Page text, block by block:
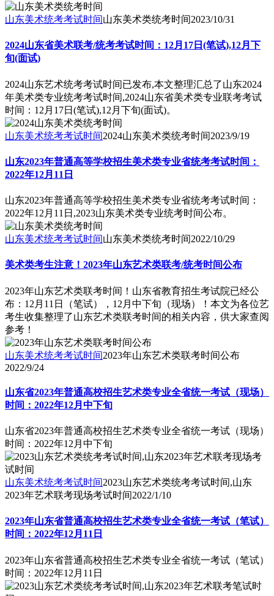
山东美术统考考试时间山东美术类统考时间2023/10/31
2024山东省美术联考/统考考试时间：12月17日(笔试),12月下
旬(面试)
2024山东艺术统考考试时间已发布,本文整理汇总了山东2024
年美术类专业统考考试时间,2024山东省美术类专业联考考试
时间：12月17日(笔试),12月下旬(面试)。
山东美术统考考试时间2024山东美术类统考时间2023/9/19
山东2023年普通高等学校招生美术类专业省统考考试时间：
2022年12月11日
山东2023年普通高等学校招生美术类专业省统考考试时间：
2022年12月11日,2023山东美术类专业统考时间公布。
山东美术统考考试时间山东美术类统考时间2022/10/29
美术类考生注意！2023年山东艺术类联考/统考时间公布
2023年山东艺术类联考时间！山东省教育招生考试院已经公
布：12月11日（笔试），12月中下旬（现场）！本文为各位艺
考生收集整理了山东艺术类联考时间的相关内容，供大家查阅
参考！
山东美术统考考试时间2023年山东艺术类联考时间公布
2022/9/24
山东省2023年普通高校招生艺术类专业全省统一考试（现场）
时间：2022年12月中下旬
山东省2023年普通高校招生艺术类专业全省统一考试（现场）
时间：2022年12月中下旬
山东美术统考考试时间2023山东艺术类统考考试时间,山东
2023年艺术联考现场考试时间2022/1/10
2023年山东省普通高校招生艺术类专业全省统一考试（笔试）
时间：2022年​12月11日
2023年山东省普通高校招生艺术类专业全省统一考试（笔试）
时间：2022年​12月11日